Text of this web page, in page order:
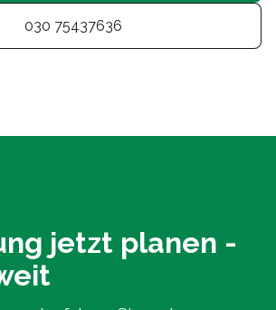
030 75437636
jetzt planen -